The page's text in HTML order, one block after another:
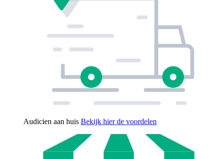
Audicien aan huis Bekijk hier de voordelen